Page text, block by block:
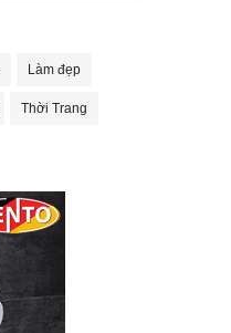
Làm đẹp
Thời Trang